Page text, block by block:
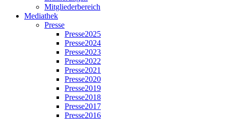
Mitgliederbereich
Mediathek
Presse
Presse2025
Presse2024
Presse2023
Presse2022
Presse2021
Presse2020
Presse2019
Presse2018
Presse2017
Presse2016